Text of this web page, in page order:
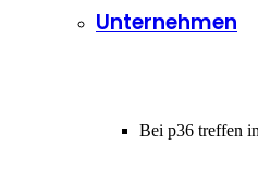
Unternehmen
Bei p36 treffen